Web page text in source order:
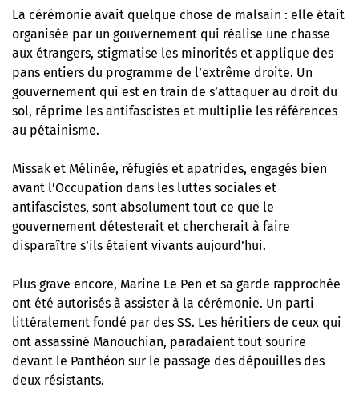
La cérémonie avait quelque chose de malsain : elle était
organisée par un gouvernement qui réalise une chasse
aux étrangers, stigmatise les minorités et applique des
pans entiers du programme de l’extrême droite. Un
gouvernement qui est en train de s’attaquer au droit du
sol, réprime les antifascistes et multiplie les références
au pétainisme.
Missak et Mélinée, réfugiés et apatrides, engagés bien
avant l’Occupation dans les luttes sociales et
antifascistes, sont absolument tout ce que le
gouvernement détesterait et chercherait à faire
disparaître s’ils étaient vivants aujourd’hui.
Plus grave encore, Marine Le Pen et sa garde rapprochée
ont été autorisés à assister à la cérémonie. Un parti
littéralement fondé par des SS. Les héritiers de ceux qui
ont assassiné Manouchian, paradaient tout sourire
devant le Panthéon sur le passage des dépouilles des
deux résistants.